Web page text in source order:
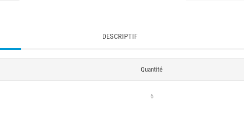
DESCRIPTIF
Quantité
6